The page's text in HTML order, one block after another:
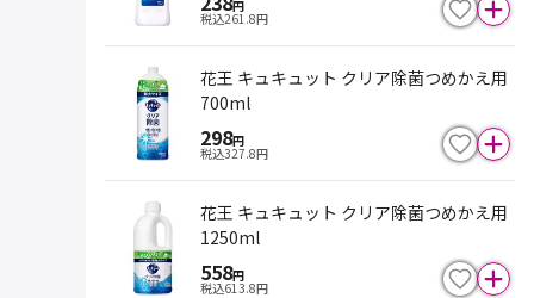
円
税込261.8円
花王 キュキュット クリア除菌つめかえ用
700ml
298円
税込327.8円
花王 キュキュット クリア除菌つめかえ用
1250ml
558円
税込613.8円